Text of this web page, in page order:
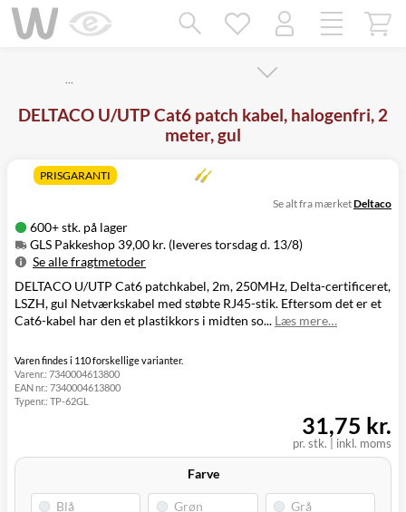
…
DELTACO U/UTP Cat6 patch kabel, halogenfri, 2
meter, gul
PRISGARANTI
600+ stk. på lager
GLS Pakkeshop 39,00 kr. (leveres torsdag d. 13/8)
Se alle fragtmetoder
Metode
Pris
Leveres
GLS Pakkeshop
39,00 kr.
Torsdag d. 13/8
GLS
GLS Erhverv
49,00 kr.
Click&Collect i
Svenstrup
(9230)
Se alt fra mærketDeltaco
DELTACO U/UTP Cat6 patchkabel, 2m, 250MHz, Delta-certificeret,
LSZH, gul Netværkskabel med støbte RJ45-stik. Eftersom det er et
Cat6-kabel har den et plastikkors i midten so... Læs mere…
Varen findes i 110 forskellige varianter.
Varenr.: 7340004613800
EAN nr.: 7340004613800
Typenr.: TP-62GL
pr. stk. inkl. moms
31,75 kr.
Farve
Mangler chatten?
Ret samtykke!